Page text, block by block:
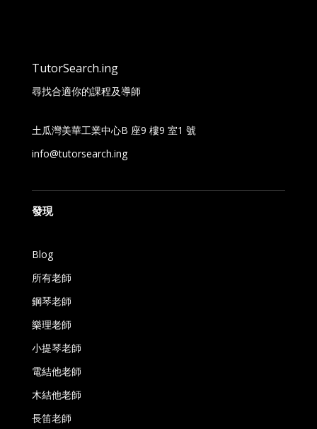
TutorSearch.ing
尋找合適你的課程及導師
土瓜灣美華工業中心B 座9 樓9 室1 號
info@tutorsearch.ing
發現
Blog
所有老師
鋼琴老師
樂理老師
小提琴老師
電結他老師
木結他老師
長笛老師